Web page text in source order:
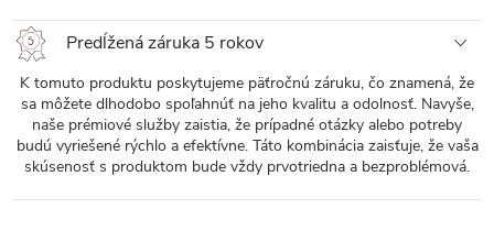
Predĺžená záruka 5 rokov
K tomuto produktu poskytujeme päťročnú záruku, čo znamená, že
sa môžete dlhodobo spoľahnúť na jeho kvalitu a odolnosť. Navyše,
naše prémiové služby zaistia, že prípadné otázky alebo potreby
budú vyriešené rýchlo a efektívne. Táto kombinácia zaisťuje, že vaša
skúsenosť s produktom bude vždy prvotriedna a bezproblémová.